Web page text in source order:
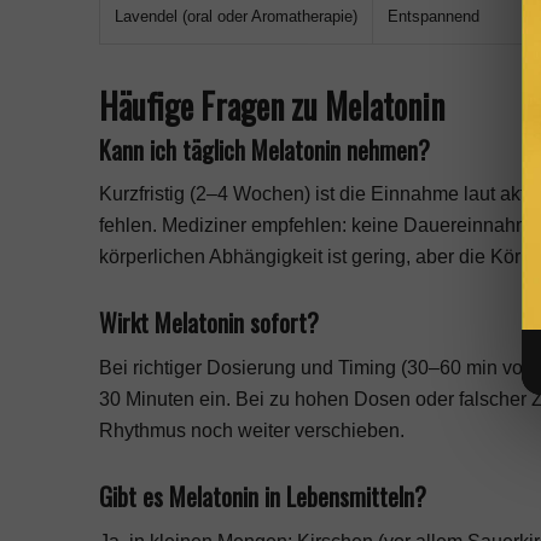
Lavendel (oral oder Aromatherapie) Entspannend
Häufige Fragen zu Melatonin
Kann ich täglich Melatonin nehmen?
Kurzfristig (2–4 Wochen) ist die Einnahme laut
fehlen. Mediziner empfehlen: keine
körperlichen Abhängigkeit ist gering, aber die
Wirkt Melatonin sofort?
Bei richtiger Dosierung und Timing (30–60 min
30 Minuten ein. Bei zu hohen Dosen oder falscher
Rhythmus noch weiter verschieben.
Gibt es Melatonin in Lebensmitteln?